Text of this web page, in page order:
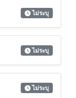
ไม่ระบุ
ไม่ระบุ
ไม่ระบุ